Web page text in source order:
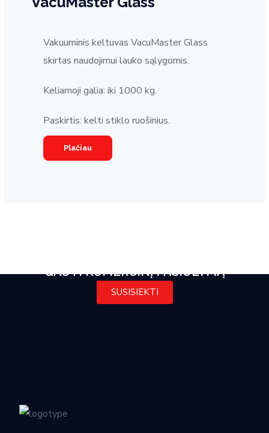
Vakuuminis keltuvas VacuMaster Glass
skirtas naudojimui lauko sąlygomis.
Keliamoji galia: iki 1000 kg.
Paskirtis: kelti stiklo ruošinius.
Plačiau
GAUTI KOMERCINĮ PASIŪLYMĄ
SUSISIEKTI